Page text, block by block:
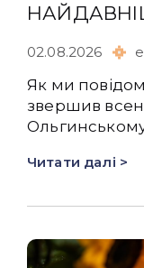
02.08.2026
Як ми
звершив
Читати далі >